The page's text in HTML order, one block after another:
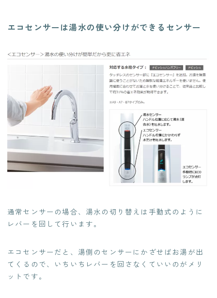
エコセンサーは湯水の使い分けができるセンサー
通常センサーの場合、湯水の切り替えは手動式のように
レバーを回して行います。
エコセンサーだと、湯側のセンサーにかざせばお湯が出
てくるので、いちいちレバーを回さなくていいのがメリ
ットです。